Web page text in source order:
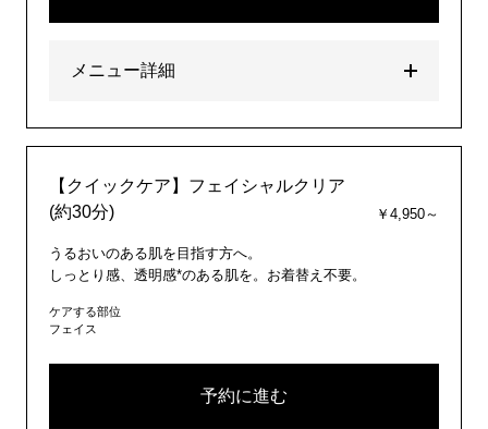
メニュー詳細
【クイックケア】フェイシャルクリア
(約30分)
￥4,950～
うるおいのある肌を目指す方へ。
しっとり感、透明感*のある肌を。お着替え不要。
ケアする部位
フェイス
予約に進む